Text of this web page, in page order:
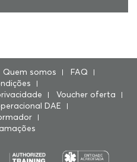
Quem somos
FAQ
Voucher oferta
DAE